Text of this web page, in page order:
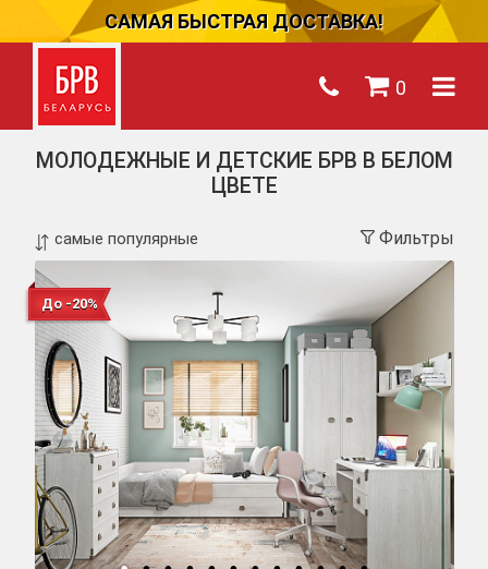
САМАЯ БЫСТРАЯ ДОСТАВКА!
0
МОЛОДЕЖНЫЕ И ДЕТСКИЕ БРВ В БЕЛОМ
ЦВЕТЕ
Фильтры
До -20%